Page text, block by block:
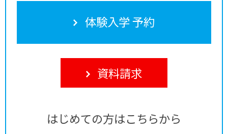
体験入学 予約
資料請求
はじめての方はこちらから